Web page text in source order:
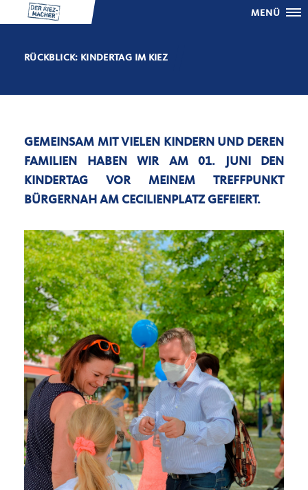
MENÜ
RÜCKBLICK: KINDERTAG IM KIEZ
GEMEINSAM MIT VIELEN KINDERN UND DEREN
FAMILIEN HABEN WIR AM 01. JUNI DEN
KINDERTAG VOR MEINEM TREFFPUNKT
BÜRGERNAH AM CECILIENPLATZ GEFEIERT.